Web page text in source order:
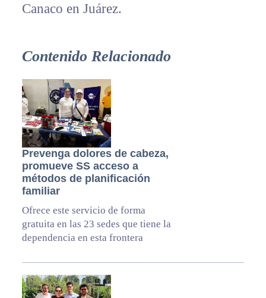
Canaco en Juárez.
Contenido Relacionado
Prevenga dolores de cabeza,
promueve SS acceso a
métodos de planificación
familiar
Ofrece este servicio de forma
gratuita en las 23 sedes que tiene la
dependencia en esta frontera